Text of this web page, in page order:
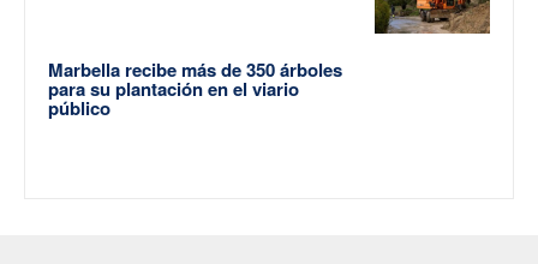
Marbella recibe más de 350 árboles
para su plantación en el viario
público